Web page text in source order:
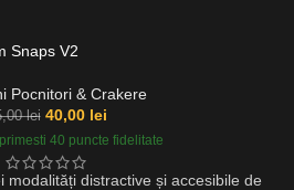
Snaps V2
Pocnitori & Crakere
lei 40,00 lei
40 puncte fidelitate
modalități distractive și accesibile de